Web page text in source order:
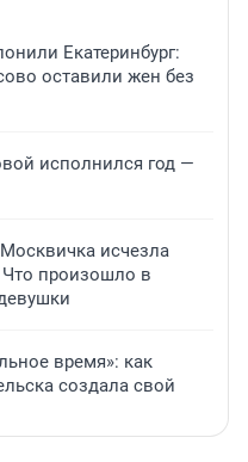
Екатеринбург:
оставили жен без
исполнился год —
исчезла
произошло в
время»: как
создала свой